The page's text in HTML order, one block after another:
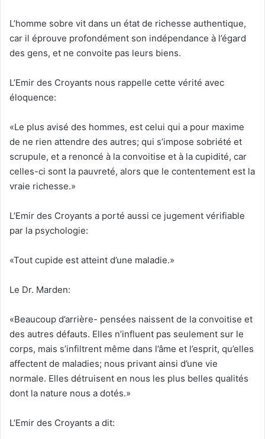
L’homme sobre vit dans un état de richesse authentique,
car il éprouve profondément son indépendance à l’égard
des gens, et ne convoite pas leurs biens.
L’Emir des Croyants nous rappelle cette vérité avec
éloquence:
«Le plus avisé des hommes, est celui qui a pour maxime
de ne rien attendre des autres; qui s’impose sobriété et
scrupule, et a renoncé à la convoitise et à la cupidité, car
celles-ci sont la pauvreté, alors que le contentement est la
vraie richesse.»
L’Emir des Croyants a porté aussi ce jugement vérifiable
par la psychologie:
«Tout cupide est atteint d’une maladie.»
Le Dr. Marden:
«Beaucoup d’arrière- pensées naissent de la convoitise et
des autres défauts. Elles n’influent pas seulement sur le
corps, mais s’infiltrent même dans l’âme et l’esprit, qu’elles
affectent de maladies; nous privant ainsi d’une vie
normale. Elles détruisent en nous les plus belles qualités
dont la nature nous a dotés.»
L’Emir des Croyants a dit: